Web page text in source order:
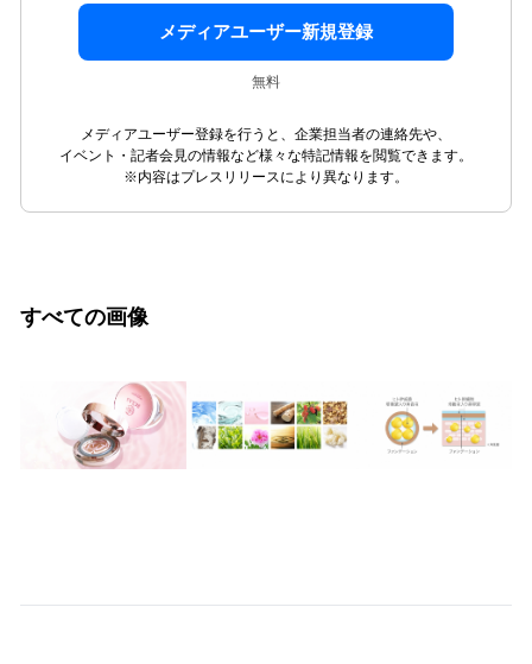
メディアユーザー新規登録
無料
メディアユーザー登録を行うと、企業担当者の連絡先や、
イベント・記者会見の情報など様々な特記情報を閲覧できます。
※内容はプレスリリースにより異なります。
すべての画像